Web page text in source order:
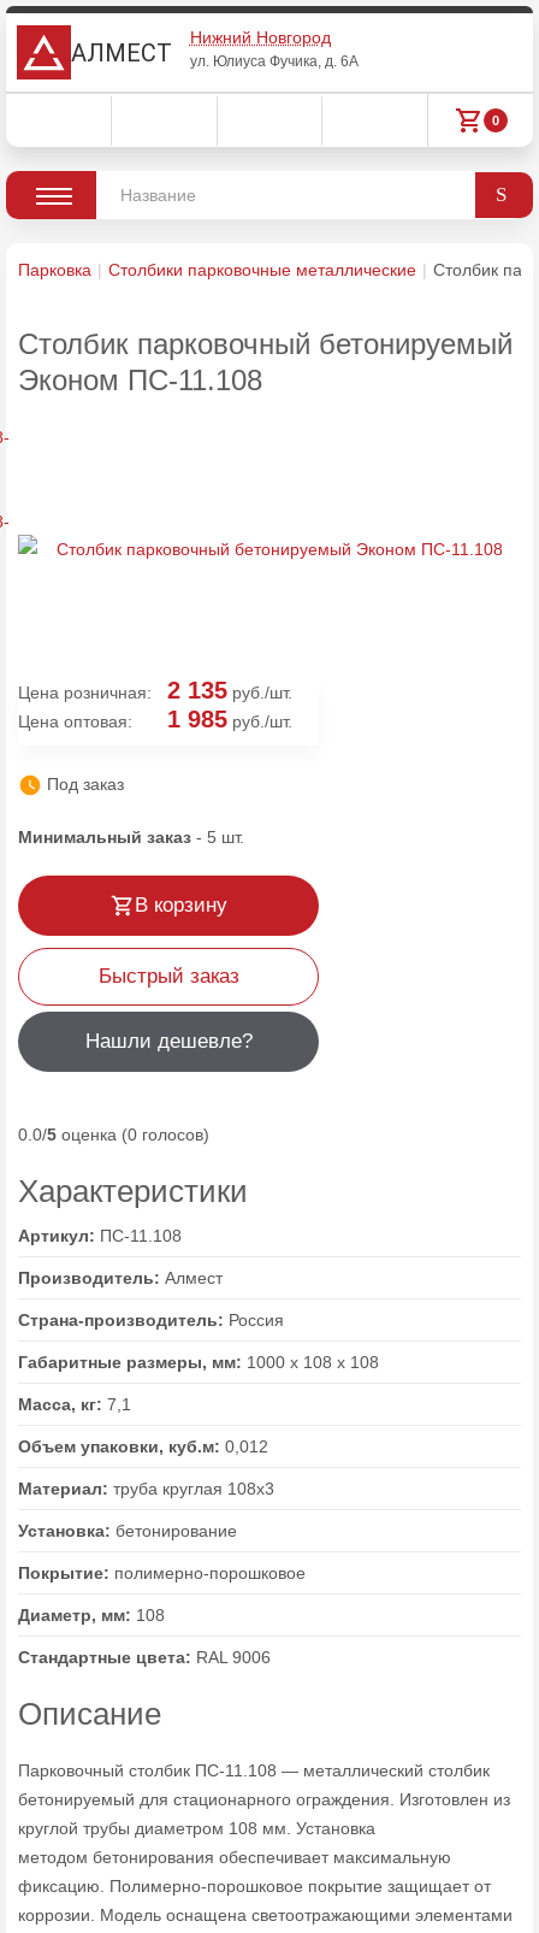
АЛМЕСТ
Нижний Новгород
ул. Юлиуса Фучика, д. 6А
0
Парковка Столбики парковочные металлические Столбик
Столбик парковочный бетонируемый
Эконом ПС-11.108
Цена розничная: 2 135 руб./шт.
Цена оптовая:
1 985 руб./шт.
Под заказ
Минимальный заказ - 5 шт.
В корзину
Быстрый заказ
Нашли дешевле?
0.0/5 оценка (0 голосов)
Характеристики
Артикул: ПС-11.108
Производитель: Алмест
Страна-производитель: Россия
Габаритные размеры, мм: 1000 х 108 х 108
Масса, кг: 7,1
Объем упаковки, куб.м: 0,012
Материал: труба круглая 108х3
Установка: бетонирование
Покрытие: полимерно-порошковое
Диаметр, мм: 108
Стандартные цвета: RAL 9006
Описание
Парковочный столбик ПС-11.108 — металлический столбик
бетонируемый для стационарного ограждения. Изготовлен из
круглой трубы диаметром 108 мм. Установка
методом бетонирования обеспечивает максимальную
фиксацию. Полимерно-порошковое покрытие защищает от
коррозии. Модель оснащена светоотражающими элементами